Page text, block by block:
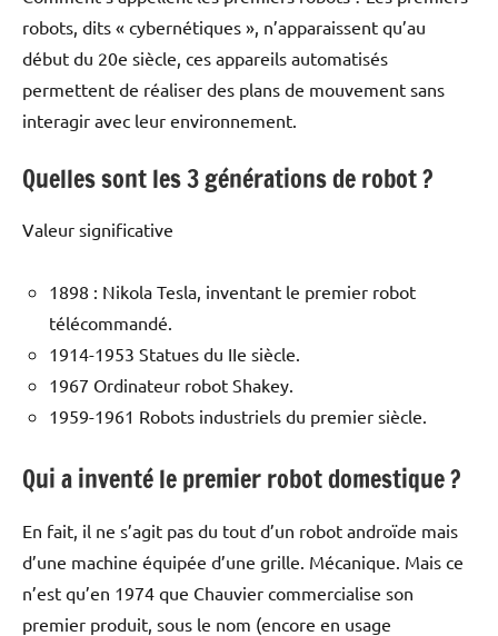
robots, dits « cybernétiques », n’apparaissent qu’au
début du 20e siècle, ces appareils automatisés
permettent de réaliser des plans de mouvement sans
interagir avec leur environnement.
Quelles sont les 3 générations de robot ?
Valeur significative
1898 : Nikola Tesla, inventant le premier robot
télécommandé.
1914-1953 Statues du IIe siècle.
1967 Ordinateur robot Shakey.
1959-1961 Robots industriels du premier siècle.
Qui a inventé le premier robot domestique ?
En fait, il ne s’agit pas du tout d’un robot androïde mais
d’une machine équipée d’une grille. Mécanique. Mais ce
n’est qu’en 1974 que Chauvier commercialise son
premier produit, sous le nom (encore en usage